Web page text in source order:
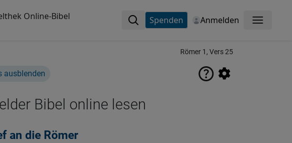
Online-Bibel Spenden Anmelden Menü
Römer 1, Vers 25
ausblenden
Bibel online lesen
an die Römer